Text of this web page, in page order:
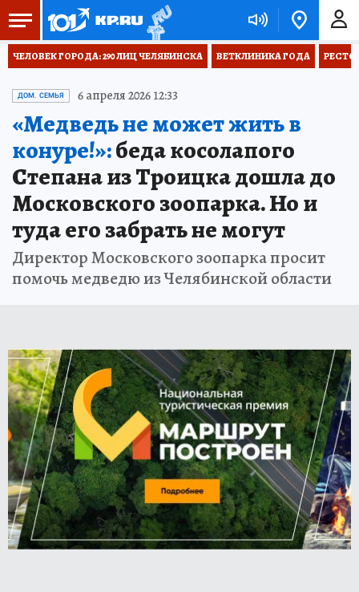
ЧЕЛОВЕК ГОРОДА: 290 ЛИЦ ЧЕЛЯБИНСКА ВЕТКЛИНИКА ГОДА
ДОМ. СЕМЬЯ 6 апреля 2026 12:33
«Медведь не может жить в
конуре!»:беда косолапого
Степана из Троицка дошла до
Московского зоопарка. Но и
туда его забрать не могут
Директор Московского зоопарка просит
помочь медведю из Челябинской области